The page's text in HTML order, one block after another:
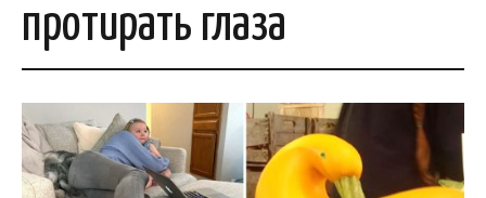
протирать глаза